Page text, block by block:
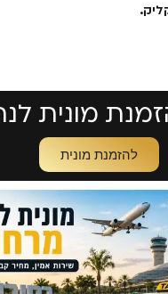
מונית
להזמנת מונית